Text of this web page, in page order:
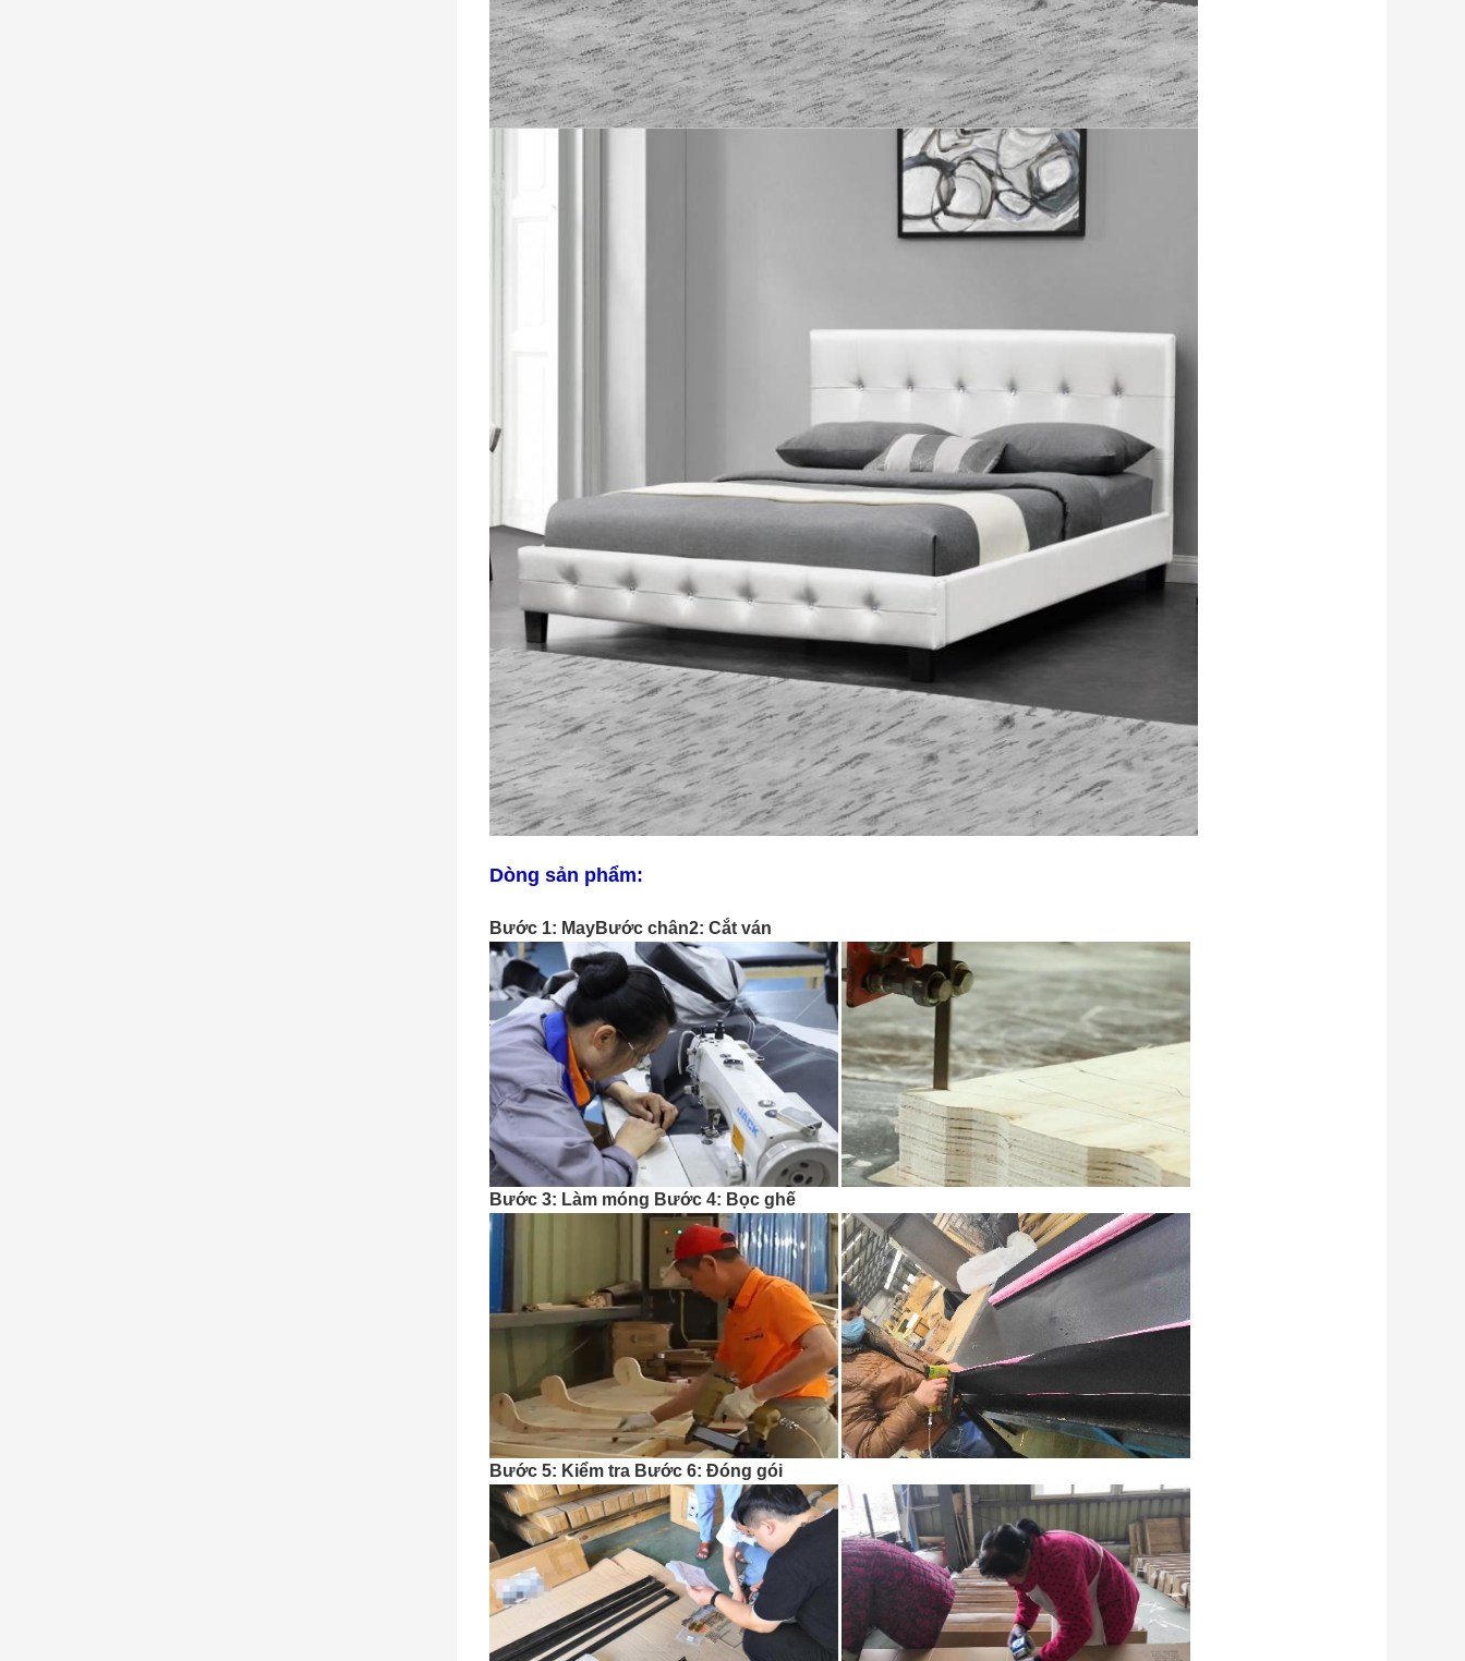
Dòng sản phẩm:
Bước 1: MayBước chân2: Cắt ván
Bước 3: Làm móng Bước 4: Bọc ghế
Bước 5: Kiểm tra Bước 6: Đóng gói